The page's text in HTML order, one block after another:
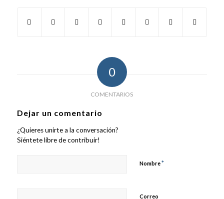
0
COMENTARIOS
Dejar un comentario
¿Quieres unirte a la conversación?
Siéntete libre de contribuir!
Nombre*
Correo